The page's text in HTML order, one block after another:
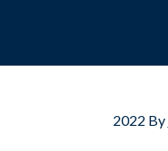
2022 By